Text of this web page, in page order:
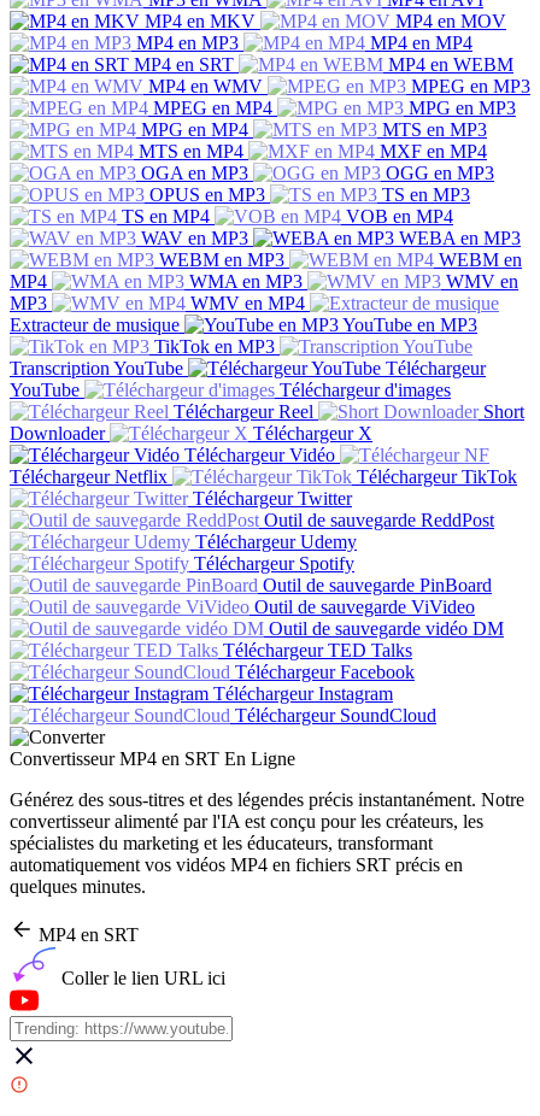
MP4 en MKV
MP4 en MOV
MP4 en MP3
MP4 en MP4
MP4 en SRT
MP4 en WEBM
MP4 en WMV
MPEG en MP3
MPEG en MP4
MPG en MP3
MPG en MP4
MTS en MP3
MTS en MP4
MXF en MP4
OGA en MP3
OGG en MP3
OPUS en MP3
TS en MP3
TS en MP4
VOB en MP4
WAV en MP3
WEBA en MP3
WEBM en MP3
WEBM en
MP4
WMA en MP3
WMV en
MP3
WMV en MP4
Extracteur de musique
YouTube en MP3
TikTok en MP3
Transcription YouTube
Téléchargeur
YouTube
Téléchargeur d'images
Téléchargeur Reel
Short
Downloader
Téléchargeur X
Téléchargeur Vidéo
Téléchargeur Netflix
Téléchargeur TikTok
Téléchargeur Twitter
Outil de sauvegarde ReddPost
Téléchargeur Udemy
Téléchargeur Spotify
Outil de sauvegarde PinBoard
Outil de sauvegarde ViVideo
Outil de sauvegarde vidéo DM
Téléchargeur TED Talks
Téléchargeur Facebook
Téléchargeur Instagram
Téléchargeur SoundCloud
Convertisseur MP4 en SRT En Ligne
Générez des sous-titres et des légendes précis instantanément. Notre
convertisseur alimenté par l'IA est conçu pour les créateurs, les
spécialistes du marketing et les éducateurs, transformant
automatiquement vos vidéos MP4 en fichiers SRT précis en
quelques minutes.
MP4 en SRT
Coller le lien URL ici